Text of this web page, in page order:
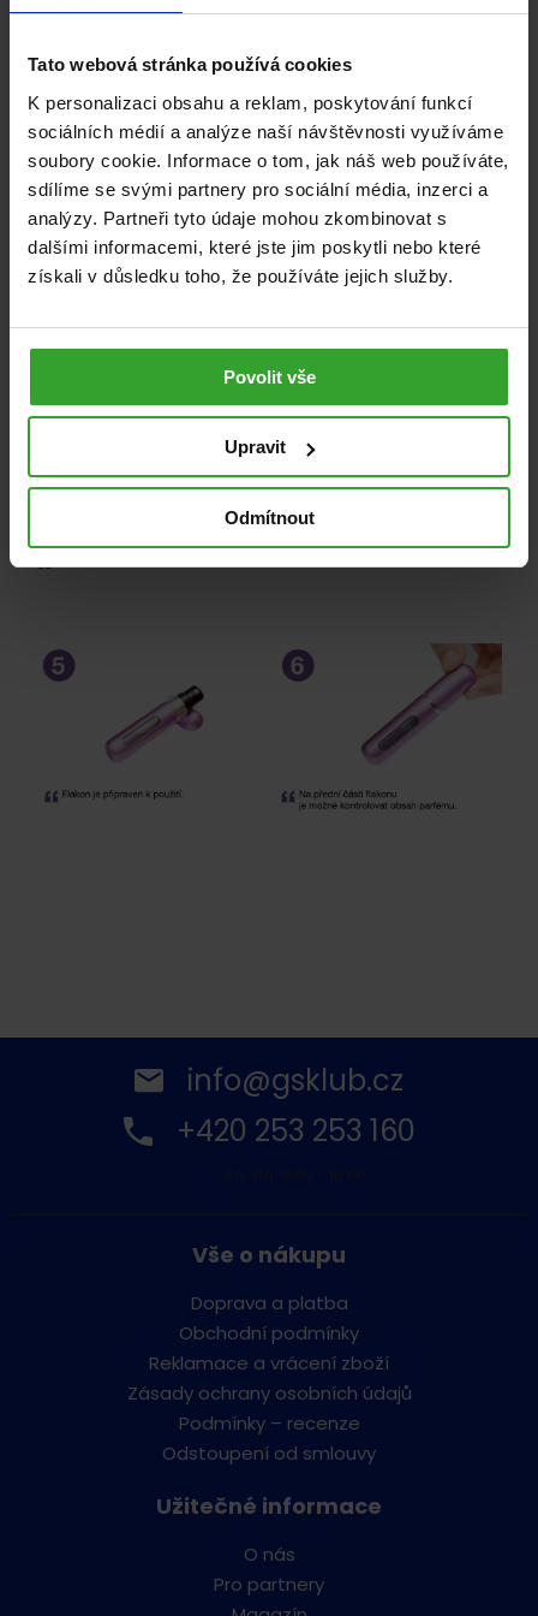
Tato webová stránka používá cookies
K personalizaci obsahu a reklam, poskytování funkcí
sociálních médií a analýze naší návštěvnosti využíváme
soubory cookie. Informace o tom, jak náš web používáte,
sdílíme se svými partnery pro sociální média, inzerci a
analýzy. Partneři tyto údaje mohou zkombinovat s
dalšími informacemi, které jste jim poskytli nebo které
získali v důsledku toho, že používáte jejich služby.
Povolit vše
Upravit
Odmítnout
info@gsklub.cz
+420 253 253 160
Vše o nákupu
Doprava a platba
Obchodní podmínky
Reklamace a vrácení zboží
Zásady ochrany osobních údajů
Podmínky – recenze
Odstoupení od smlouvy
Užitečné informace
O nás
Pro partnery